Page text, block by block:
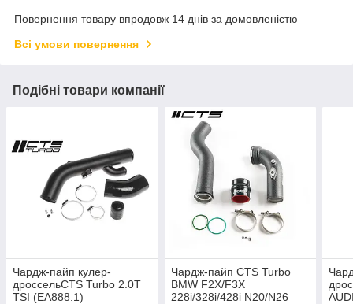
Повернення товару впродовж 14 днів за домовленістю
Всі умови повернення
Подібні товари компанії
Чардж-пайп кулер-
дроссельCTS Turbo 2.0T
TSI (EA888.1)
Чардж-пайп CTS Turbo
BMW F2X/F3X
228i/328i/428i N20/N26